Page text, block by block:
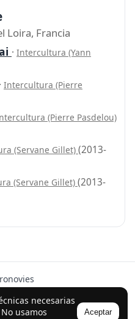
necesarias
usamos
Aceptar
Loira, Francia
· Intercultura (Yann
· Intercultura (Pierre
(Pierre Pasdelou)
(Servane Gillet) (2013-
(Servane Gillet) (2013-
con la ayuda de IA